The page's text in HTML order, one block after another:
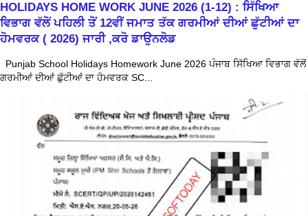
HOLIDAYS HOME WORK JUNE 2026 (1-12) : ਸਿੱਖਿਆ
ਵਿਭਾਗ ਵੱਲੋਂ ਪਹਿਲੀ ਤੋਂ 12ਵੀਂ ਜਮਾਤ ਤੱਕ ਗਰਮੀਆਂ ਦੀਆਂ ਛੁੱਟੀਆਂ ਦਾ
ਹੋਮਵਰਕ ( 2026) ਜਾਰੀ ,ਕਰੋ ਡਾਉਨਲੋਡ
Punjab School Holidays Homework June 2026 ਪੰਜਾਬ ਸਿੱਖਿਆ ਵਿਭਾਗ ਵੱਲੋਂ
ਗਰਮੀਆਂ ਦੀਆਂ ਛੁੱਟੀਆਂ ਦਾ ਹੋਮਵਰਕ SC...